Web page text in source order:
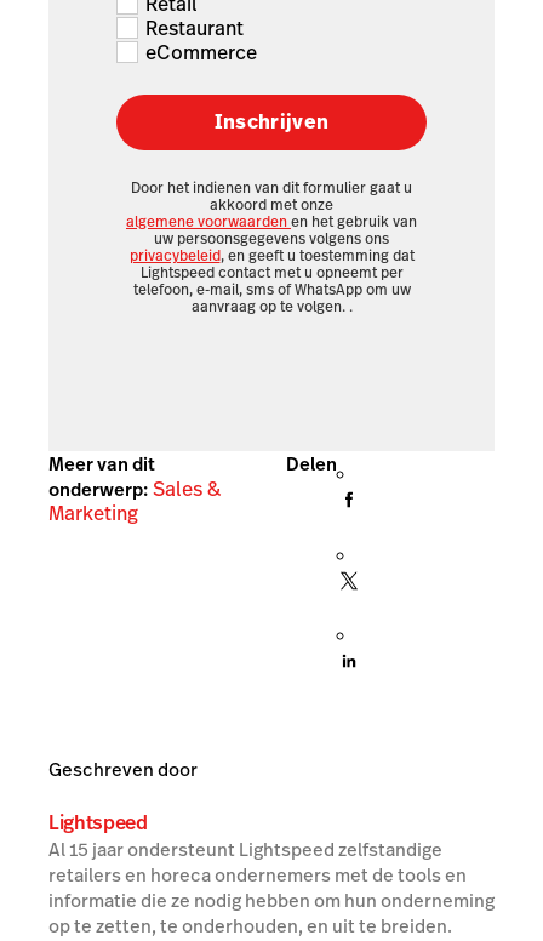
Nieuws en handige
tips, speciaal voor
jou.
Alle tools om jouw onderneming te
groeien, direct in je inbox.
E-mailadres
Inschrijven
Door het indienen van dit formulier gaat u
en het gebruik van
Lightspeed contact met u opneemt per
telefoon, e-mail, sms of WhatsApp om uw
Meer van dit
onderwerp:Sales &
Marketing